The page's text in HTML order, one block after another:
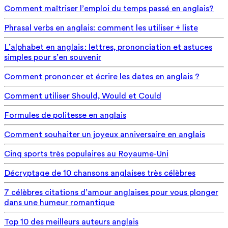
Comment maîtriser l’emploi du temps passé en anglais?
Phrasal verbs en anglais: comment les utiliser + liste
L’alphabet en anglais : lettres, prononciation et astuces
simples pour s’en souvenir
Comment prononcer et écrire les dates en anglais ?
Comment utiliser Should, Would et Could
Formules de politesse en anglais
Comment souhaiter un joyeux anniversaire en anglais
Cinq sports très populaires au Royaume-Uni
Décryptage de 10 chansons anglaises très célèbres
7 célèbres citations d’amour anglaises pour vous plonger
dans une humeur romantique
Top 10 des meilleurs auteurs anglais